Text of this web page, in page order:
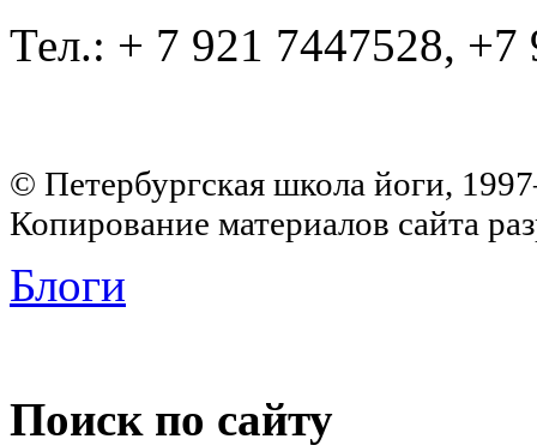
Тел.: + 7 921 7447528, +7
© Петербургская школа йоги,
Копирование материалов сайта
Блоги
Поиск по сайту